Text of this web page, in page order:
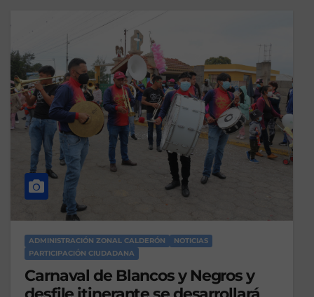
ADMINISTRACIÓN ZONAL CALDERÓN
NOTICIAS
PARTICIPACIÓN CIUDADANA
Carnaval de Blancos y Negros y